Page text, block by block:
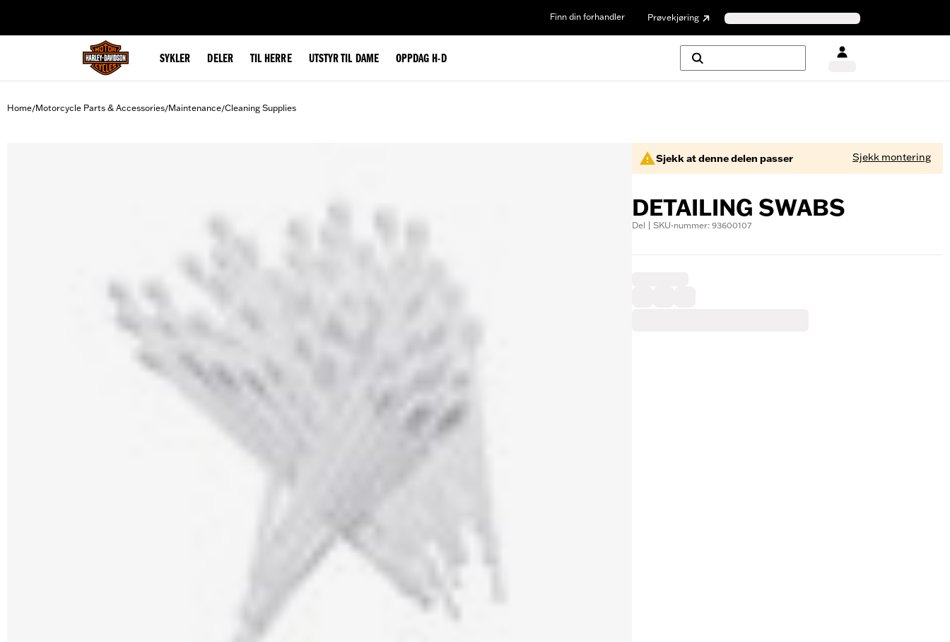
Finn din forhandler Prøvekjøring
SYKLER DELER TIL HERRE UTSTYR TIL DAME OPPDAG H-D
Home/Motorcycle Parts & Accessories/Maintenance/Cleaning Supplies
Sjekk at denne delen passer Sjekk montering
DETAILING SWABS
Del | SKU-nummer: 93600107